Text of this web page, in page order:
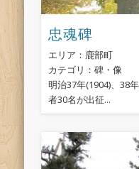
忠魂碑
エリア：鹿部町
カテゴリ：碑・像
明治37年(1904)、38
者30名が出征...